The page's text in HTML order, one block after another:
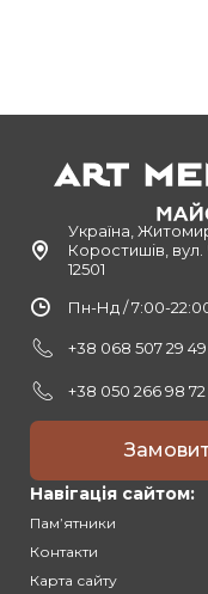
Україна,
Коростишів, вул.
12501
Пн-Нд / 7:00-
+38 068 507 29 49
+38 050 266 98 72
Навігація сайтом:
Памʼятники
Контакти
Карта сайту